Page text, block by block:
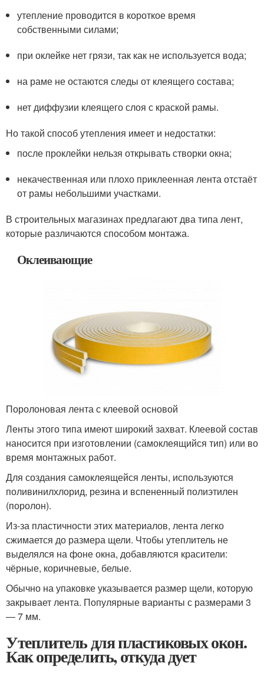
утепление проводится в короткое время
собственными силами;
при оклейке нет грязи, так как не используется вода;
на раме не остаются следы от клеящего состава;
нет диффузии клеящего слоя с краской рамы.
Но такой способ утепления имеет и недостатки:
после проклейки нельзя открывать створки окна;
некачественная или плохо приклеенная лента отстаёт
от рамы небольшими участками.
В строительных магазинах предлагают два типа лент,
которые различаются способом монтажа.
Оклеивающие
Поролоновая лента с клеевой основой
Ленты этого типа имеют широкий захват. Клеевой состав
наносится при изготовлении (самоклеящийся тип) или во
время монтажных работ.
Для создания самоклеящейся ленты, используются
поливинилхлорид, резина и вспененный полиэтилен
(поролон).
Из-за пластичности этих материалов, лента легко
сжимается до размера щели. Чтобы утеплитель не
выделялся на фоне окна, добавляются красители:
чёрные, коричневые, белые.
Обычно на упаковке указывается размер щели, которую
закрывает лента. Популярные варианты с размерами 3
― 7 мм.
Утеплитель для пластиковых окон.
Как определить, откуда дует